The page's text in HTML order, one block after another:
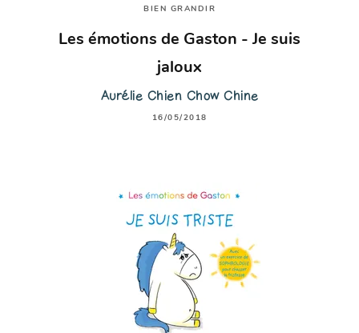
BIEN GRANDIR
Les émotions de Gaston - Je suis
jaloux
Aurélie Chien Chow Chine
16/05/2018